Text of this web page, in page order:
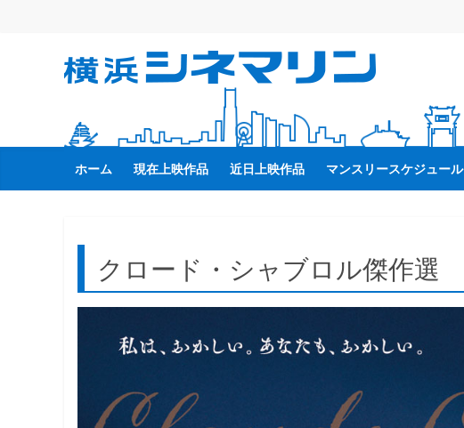
ス
ッ
横
浜
シ
ネ
マ
ホーム 現在上映作品 近日上映作品 マンスリースケジュール
クロード・シャブロル傑作選